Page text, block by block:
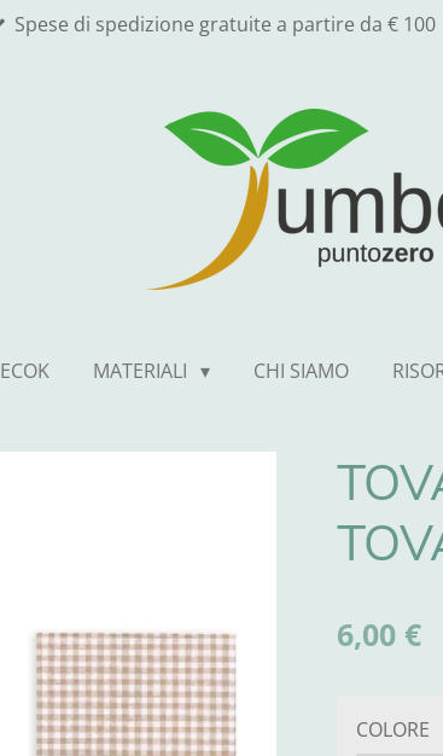
Spese di spedizione gratuite a partire da € 100
ECOK MATERIALI CHI SIAMO
6,00 €
COLORE